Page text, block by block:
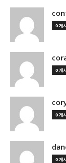
0 게
0 게
0 게
0 게